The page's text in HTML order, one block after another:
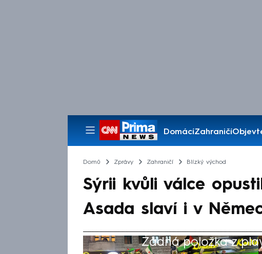
DomácíZahraničí
Pořady
Domů Zprávy Zahraničí Blízký východ
Sýrii kvůli válce
Asada slaví i v
Žádná položka z